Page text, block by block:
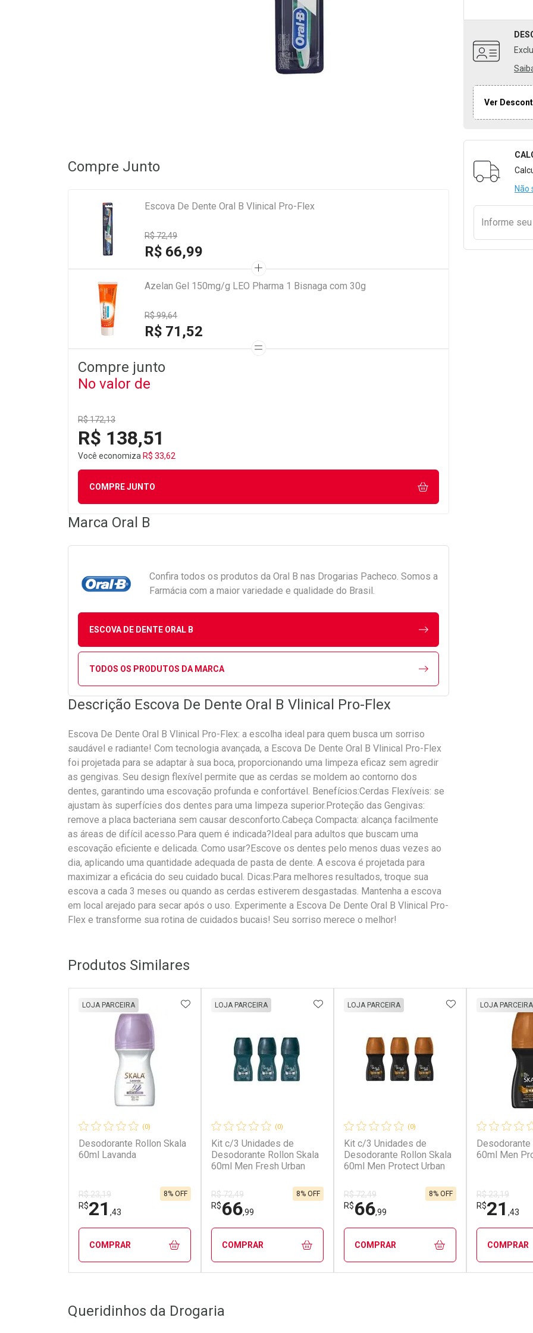
Ver
Não
Informe seu
Compre Junto
Escova De Dente Oral B Vlinical Pro-Flex
R$ 72,49
R$ 66,99
Azelan Gel 150mg/g LEO Pharma 1 Bisnaga com 30g
R$ 99,64
R$ 71,52
Compre junto
No valor de
R$ 172,13
R$ 138,51
Você economiza R$ 33,62
COMPRE JUNTO
Marca Oral B
Confira todos os produtos da Oral B nas Drogarias Pacheco. Somos a
Farmácia com a maior variedade e qualidade do Brasil.
ESCOVA DE DENTE ORAL B
TODOS OS PRODUTOS DA MARCA
Descrição Escova De Dente Oral B Vlinical Pro-Flex
Escova De Dente Oral B Vlinical Pro-Flex: a escolha ideal para quem busca um sorriso
saudável e radiante! Com tecnologia avançada, a Escova De Dente Oral B Vlinical Pro-Flex
foi projetada para se adaptar à sua boca, proporcionando uma limpeza eficaz sem agredir
as gengivas. Seu design flexível permite que as cerdas se moldem ao contorno dos
dentes, garantindo uma escovação profunda e confortável. Benefícios:Cerdas Flexíveis: se
ajustam às superfícies dos dentes para uma limpeza superior.Proteção das Gengivas:
remove a placa bacteriana sem causar desconforto.Cabeça Compacta: alcança facilmente
as áreas de difícil acesso.Para quem é indicada?Ideal para adultos que buscam uma
escovação eficiente e delicada. Como usar?Escove os dentes pelo menos duas vezes ao
dia, aplicando uma quantidade adequada de pasta de dente. A escova é projetada para
maximizar a eficácia do seu cuidado bucal. Dicas:Para melhores resultados, troque sua
escova a cada 3 meses ou quando as cerdas estiverem desgastadas. Mantenha a escova
em local arejado para secar após o uso. Experimente a Escova De Dente Oral B Vlinical Pro-
Flex e transforme sua rotina de cuidados bucais! Seu sorriso merece o melhor!
Produtos Similares
(0)
Desodorante Rollon Skala
60ml Lavanda
LOJA PARCEIRA
R$ 23,19
R$21 ,43
8% OFF
ADICIONAR AOS FAVORITOS
COMPRAR
Laboratório
Por Menos
(0)
Kit c/3 Unidades de
Desodorante Rollon Skala
60ml Men Fresh Urban
LOJA PARCEIRA
R$ 72,49
R$66,99
8% OFF
ADICIONAR AOS FAVORITOS
COMPRAR
Laboratório
Por Menos
(0)
Kit c/3 Unidades de
Desodorante Rollon Skala
60ml Men Protect Urban
LOJA PARCEIRA
R$ 72,49
R$66,99
8% OFF
ADICIONAR AOS
COMPRAR
Desodorante
60ml Men
LOJA PARCEIRA
R$ 23,19
R$21 ,43
COMPRAR
Queridinhos da Drogaria